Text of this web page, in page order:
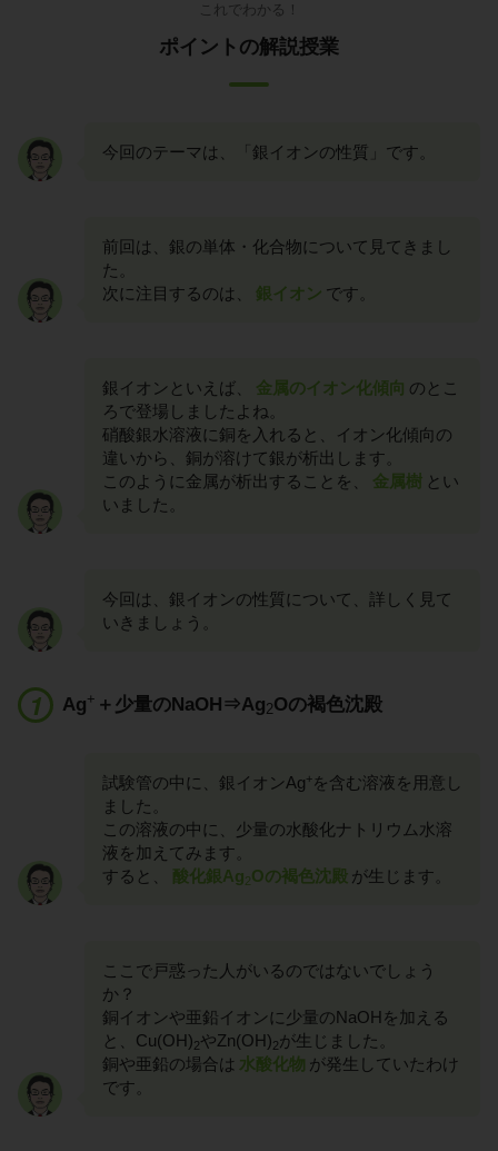
これでわかる！
ポイントの解説授業
今回のテーマは、「銀イオンの性質」です。
前回は、銀の単体・化合物について見てきまし
た。
次に注目するのは、
銀イオン です。
銀イオンといえば、 金属のイオン化傾向 のとこ
ろで登場しましたよね。
硝酸銀水溶液に銅を入れると、イオン化傾向の
違いから、銅が溶けて銀が析出します。
このように金属が析出することを、
金属樹 とい
いました。
今回は、銀イオンの性質について、詳しく見て
いきましょう。
Ag+ ＋少量のNaOH⇒Ag2Oの褐色沈殿
試験管の中に、銀イオンAg+を含む溶液を用意し
ました。
この溶液の中に、少量の水酸化ナトリウム水溶
液を加えてみます。
すると、
酸化銀Ag2Oの褐色沈殿 が生じます。
ここで戸惑った人がいるのではないでしょう
か？
銅イオンや亜鉛イオンに少量のNaOHを加える
と、Cu(OH)2やZn(OH)2が生じました。
銅や亜鉛の場合は 水酸化物 が発生していたわけ
です。